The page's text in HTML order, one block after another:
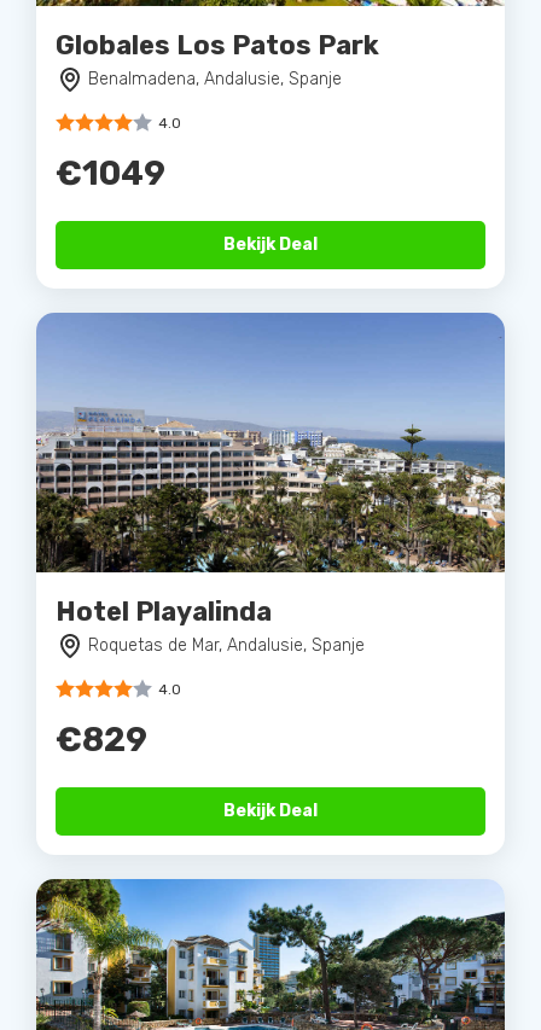
Globales Los Patos Park
Benalmadena, Andalusie, Spanje
4.0
€1049
Bekijk Deal
Hotel Playalinda
Roquetas de Mar, Andalusie, Spanje
4.0
€829
Bekijk Deal